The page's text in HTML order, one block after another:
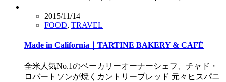
2015/11/14
FOOD, TRAVEL
Made in California｜TARTINE BAKERY & CAFÉ
全米人気No.1のベーカリーオーナーシェフ、チャド・
ロバートソンが焼くカントリーブレッド 元々ヒスパニ